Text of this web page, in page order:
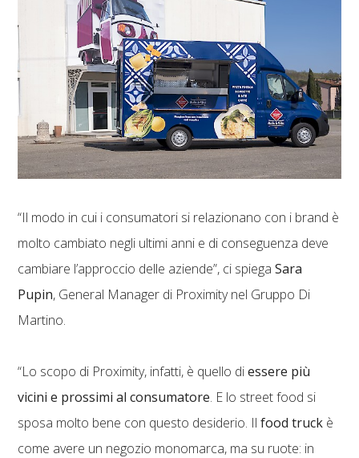
“Il modo in cui i consumatori si relazionano con i brand è
molto cambiato negli ultimi anni e di conseguenza deve
cambiare l’approccio delle aziende”, ci spiegaSara
Pupin, General Manager di Proximity nel Gruppo Di
Martino.
“Lo scopo di Proximity, infatti, è quello diessere più
vicini e prossimi al consumatore. E lo street food si
sposa molto bene con questo desiderio. Ilfood truck è
come avere un negozio monomarca, ma su ruote: in